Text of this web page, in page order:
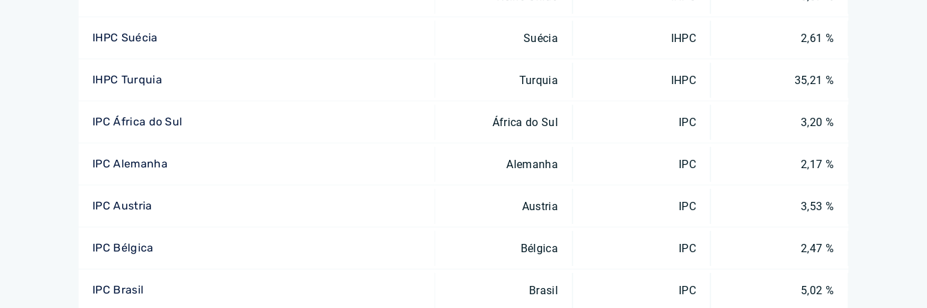
IHPC Suécia Suécia IHPC 2,61 %
IHPC Turquia Turquia IHPC 35,21 %
IPC África do Sul África do Sul IPC 3,20 %
IPC Alemanha Alemanha IPC 2,17 %
IPC Austria Austria IPC 3,53 %
IPC Bélgica Bélgica IPC 2,47 %
IPC Brasil Brasil IPC 5,02 %